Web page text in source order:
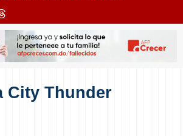
City Thunder